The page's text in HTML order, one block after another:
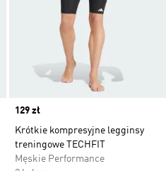
Price
129 zł
Krótkie kompresyjne legginsy
treningowe TECHFIT
Męskie Performance